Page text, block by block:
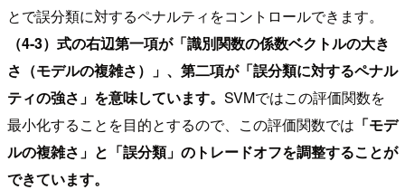
とで誤分類に対するペナルティをコントロールできます。
（4-3）式の右辺第一項が「識別関数の係数ベクトルの大き
さ（モデルの複雑さ）」、第二項が「誤分類に対するペナル
ティの強さ」を意味しています。 SVMではこの評価関数を
最小化することを目的とするので、この評価関数では 「モデ
ルの複雑さ」と「誤分類」のトレードオフを調整することが
できています。